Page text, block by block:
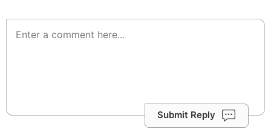
Submit Reply